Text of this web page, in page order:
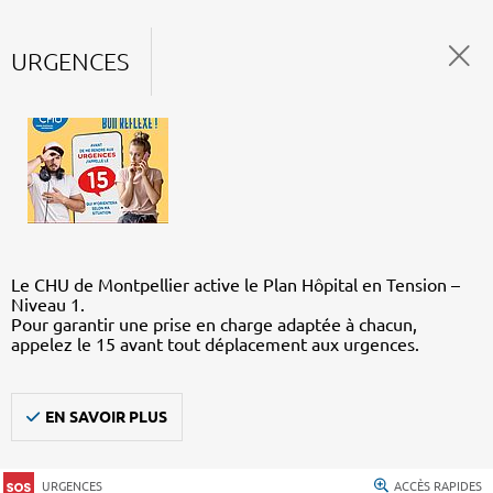
URGENCES
Le CHU de Montpellier active le Plan Hôpital en Tension –
Niveau 1.
Pour garantir une prise en charge adaptée à chacun,
appelez le 15 avant tout déplacement aux urgences.
EN SAVOIR PLUS
URGENCES ACCÈS RAPIDES